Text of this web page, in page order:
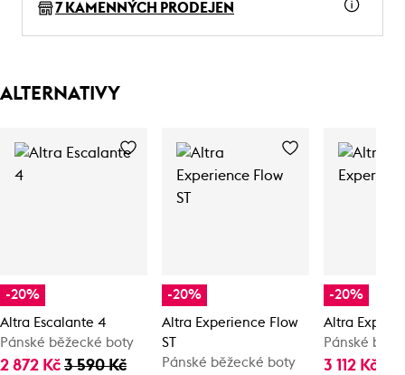
7 KAMENNÝCH PRODEJEN
ALTERNATIVY
-20%
Altra Escalante 4
Pánské běžecké boty
2 872 Kč 3 590 Kč
-20%
Altra Experience Flow
ST
Pánské běžecké boty
-20%
Altra
Pánské
3 112 Kč